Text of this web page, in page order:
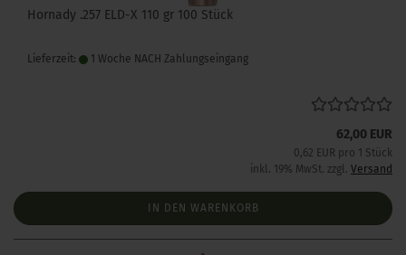
Hornady .257 ELD-X 110 gr 100 Stück
Lieferzeit: 1 Woche NACH Zahlungseingang
62,00 EUR
0,62 EUR pro 1 Stück
inkl. 19% MwSt. zzgl. Versand
IN DEN WARENKORB